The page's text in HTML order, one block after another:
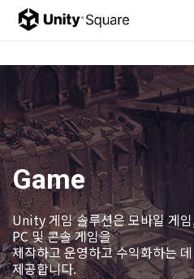
본문내용
주메뉴 바
Game
Unity 게임 솔루션은 모바일 게
PC 및 콘솔 게임을
제작하고 운영하고 수익화하는
제공합니다.